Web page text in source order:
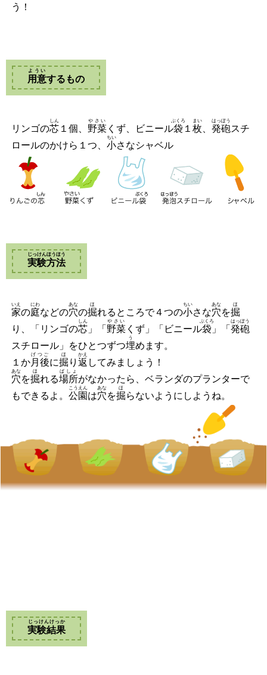
う！
用意
ようい
するもの
リンゴの芯
しん
１個、 野菜
やさい
くず、ビニール袋
ぶくろ
１ 枚
まい
発砲
はっぽう
スチ
ロールのかけら１つ、 小
ちい
さなシャベル
実験方法
じっけんほうほう
家
いえ
の庭
にわ
などの穴
あな
の掘
ほ
れるところで４つの小
ちい
さな穴
あな
を掘
ほ
り、「リンゴの芯
しん
」「 野菜
やさい
くず」「ビニール袋
ぶくろ
」「 発砲
はっぽう
スチロール」をひとつずつ埋
う
めます。
１か月後
げつご
に掘
ほ
り 返
かえ
してみましょう！
穴
あな
を掘
ほ
れる場所
ばしょ
がなかったら、ベランダのプランターで
もできるよ。 公園
こうえん
は穴
あな
を掘
ほ
らないようにしようね。
実験結果
じっけんけっか